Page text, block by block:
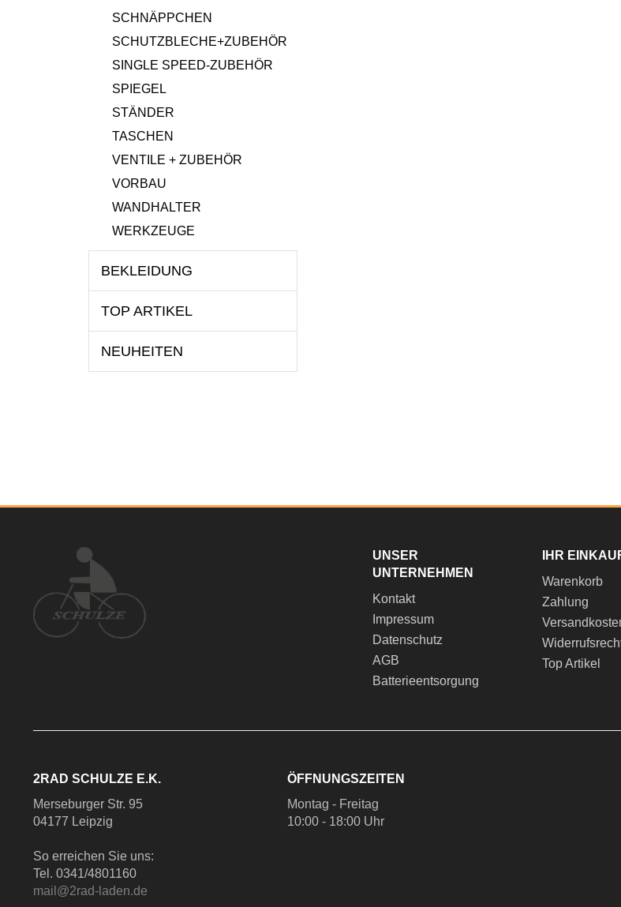
SCHNÄPPCHEN
SCHUTZBLECHE+ZUBEHÖR
SINGLE SPEED-ZUBEHÖR
SPIEGEL
STÄNDER
TASCHEN
VENTILE + ZUBEHÖR
VORBAU
WANDHALTER
WERKZEUGE
BEKLEIDUNG
TOP ARTIKEL
NEUHEITEN
UNSER
UNTERNEHMEN
Kontakt
Impressum
Datenschutz
AGB
Batterieentsorgung
IHR
Warenkorb
Zahlung
Top Artikel
2RAD SCHULZE E.K.
Merseburger Str. 95
04177 Leipzig
So erreichen Sie uns:
Tel. 0341/4801160
mail@2rad-laden.de
ÖFFNUNGSZEITEN
Montag - Freitag
10:00 - 18:00 Uhr